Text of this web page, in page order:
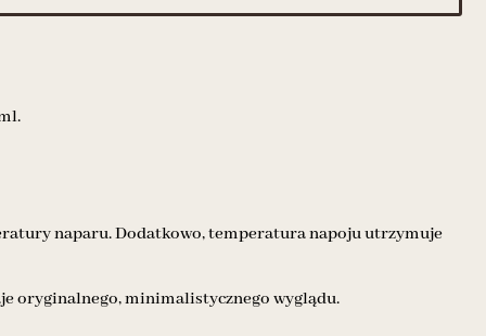
naparu. Dodatkowo, temperatura napoju utrzymuje
oryginalnego, minimalistycznego wyglądu.